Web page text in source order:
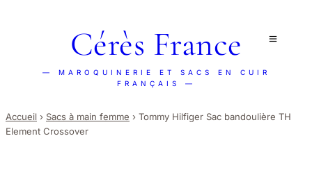
Cérès France
— MAROQUINERIE ET SACS EN CUIR
FRANÇAIS —
Accueil › Sacs à main femme › Tommy Hilfiger Sac bandoulière TH
Element Crossover